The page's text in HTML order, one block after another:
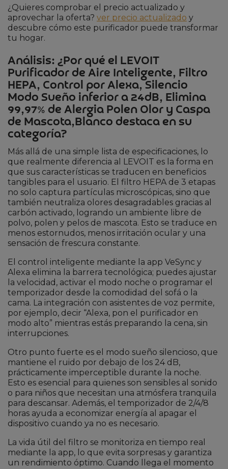
¿Quieres comprobar el precio actualizado y
aprovechar la oferta? ver precio actualizado y
descubre cómo este purificador puede transformar
tu hogar.
Análisis: ¿Por qué el LEVOIT
Purificador de Aire Inteligente, Filtro
HEPA, Control por Alexa, Silencio
Modo Sueño inferior a 24dB, Elimina
99,97% de Alergia Polen Olor y Caspa
de Mascota,Blanco destaca en su
categoría?
Más allá de una simple lista de especificaciones, lo
que realmente diferencia al LEVOIT es la forma en
que sus características se traducen en beneficios
tangibles para el usuario. El filtro HEPA de 3 etapas
no solo captura partículas microscópicas, sino que
también neutraliza olores desagradables gracias al
carbón activado, logrando un ambiente libre de
polvo, polen y pelos de mascota. Esto se traduce en
menos estornudos, menos irritación ocular y una
sensación de frescura constante.
El control inteligente mediante la app VeSync y
Alexa elimina la barrera tecnológica; puedes ajustar
la velocidad, activar el modo noche o programar el
temporizador desde la comodidad del sofá o la
cama. La integración con asistentes de voz permite,
por ejemplo, decir “Alexa, pon el purificador en
modo alto” mientras estás preparando la cena, sin
interrupciones.
Otro punto fuerte es el modo sueño silencioso, que
mantiene el ruido por debajo de los 24 dB,
prácticamente imperceptible durante la noche.
Esto es esencial para quienes son sensibles al sonido
o para niños que necesitan una atmósfera tranquila
para descansar. Además, el temporizador de 2/4/8
horas ayuda a economizar energía al apagar el
dispositivo cuando ya no es necesario.
La vida útil del filtro se monitoriza en tiempo real
mediante la app, lo que evita sorpresas y garantiza
un rendimiento óptimo. Cuando llega el momento